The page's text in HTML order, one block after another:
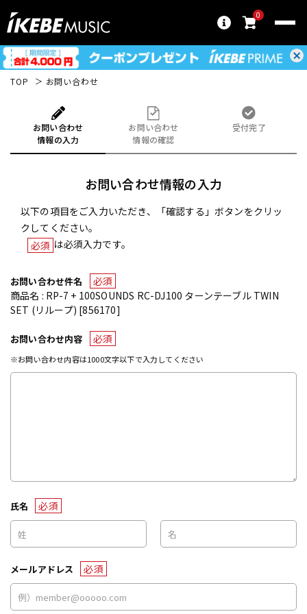
0
TOP お問い合わせ
お問い合わせ
情報の入力
お問い合わせ
情報の確認
受付完了
お問い合わせ情報の入力
以下の項目をご入力いただき、「確認する」ボタンをクリッ
クしてください。
必須 は必須入力です。
お問い合わせ件名
必須
商品名 : RP-7 + 100SOUNDS RC-DJ100 ターンテーブル TWIN
SET (リループ) [856170]
お問い合わせ内容 必須
※お問い合わせ内容は1000文字以下で入力してください
氏名 必須
メールアドレス 必須